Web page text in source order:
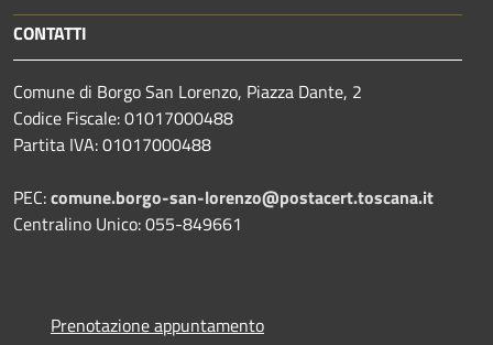
CONTATTI
Comune di Borgo San Lorenzo, Piazza Dante, 2
Codice Fiscale: 01017000488
Partita IVA: 01017000488
PEC:comune.borgo-san-lorenzo@postacert.toscana.it
Centralino Unico: 055-849661
Prenotazione appuntamento